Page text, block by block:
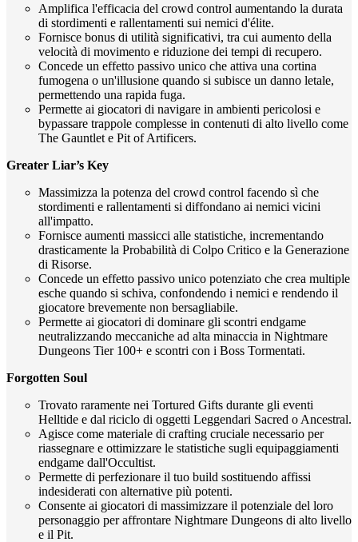
Amplifica l'efficacia del crowd control aumentando la durata
di stordimenti e rallentamenti sui nemici d'élite.
Fornisce bonus di utilità significativi, tra cui aumento della
velocità di movimento e riduzione dei tempi di recupero.
Concede un effetto passivo unico che attiva una cortina
fumogena o un'illusione quando si subisce un danno letale,
permettendo una rapida fuga.
Permette ai giocatori di navigare in ambienti pericolosi e
bypassare trappole complesse in contenuti di alto livello come
The Gauntlet e Pit of Artificers.
Greater Liar’s Key
Massimizza la potenza del crowd control facendo sì che
stordimenti e rallentamenti si diffondano ai nemici vicini
all'impatto.
Fornisce aumenti massicci alle statistiche, incrementando
drasticamente la Probabilità di Colpo Critico e la Generazione
di Risorse.
Concede un effetto passivo unico potenziato che crea multiple
esche quando si schiva, confondendo i nemici e rendendo il
giocatore brevemente non bersagliabile.
Permette ai giocatori di dominare gli scontri endgame
neutralizzando meccaniche ad alta minaccia in Nightmare
Dungeons Tier 100+ e scontri con i Boss Tormentati.
Forgotten Soul
Trovato raramente nei Tortured Gifts durante gli eventi
Helltide e dal riciclo di oggetti Leggendari Sacred o Ancestral.
Agisce come materiale di crafting cruciale necessario per
riassegnare e ottimizzare le statistiche sugli equipaggiamenti
endgame dall'Occultist.
Permette di perfezionare il tuo build sostituendo affissi
indesiderati con alternative più potenti.
Consente ai giocatori di massimizzare il potenziale del loro
personaggio per affrontare Nightmare Dungeons di alto livello
e il Pit.